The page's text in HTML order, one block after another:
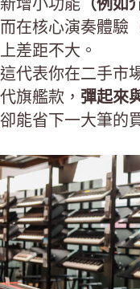
新增小功能 （例如
而在核心演奏體驗
上差距不大。
這代表你在二手市
代旗艦款， 彈起來
卻能省下一大筆的